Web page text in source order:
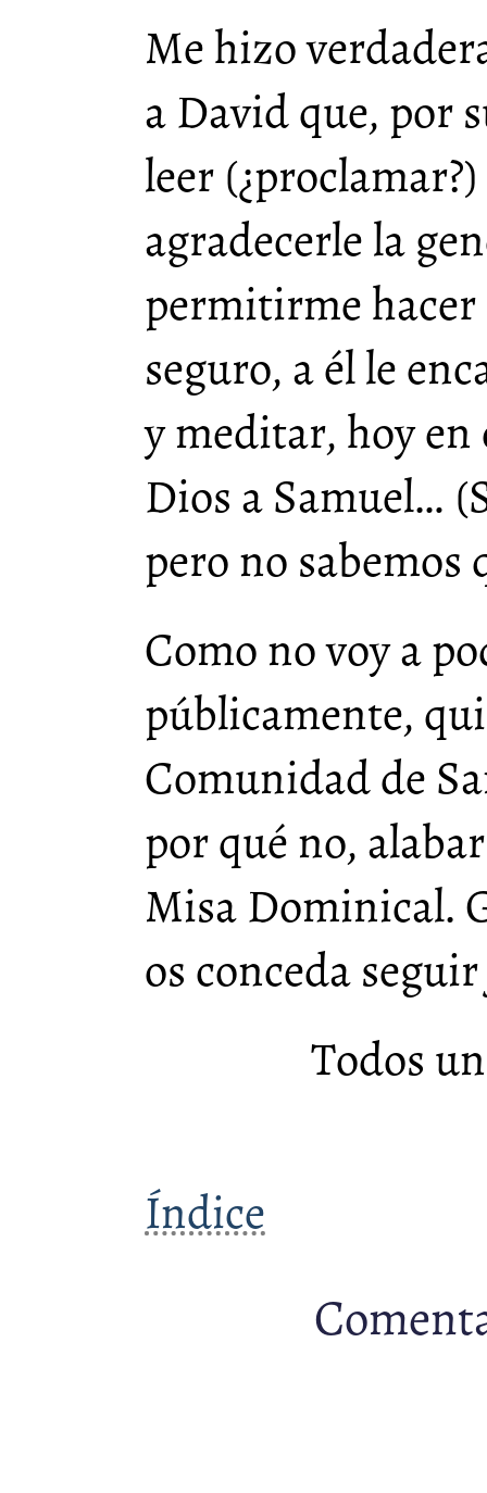
Me hizo
a David que, por
leer
agradecerle la
permitirme hacer
seguro, a él le
y meditar, hoy
Dios a Samuel…
pero no
Como no voy a
públicamente,
Comunidad de
por qué no,
Misa Dominical.
os conceda
Todos
Índice